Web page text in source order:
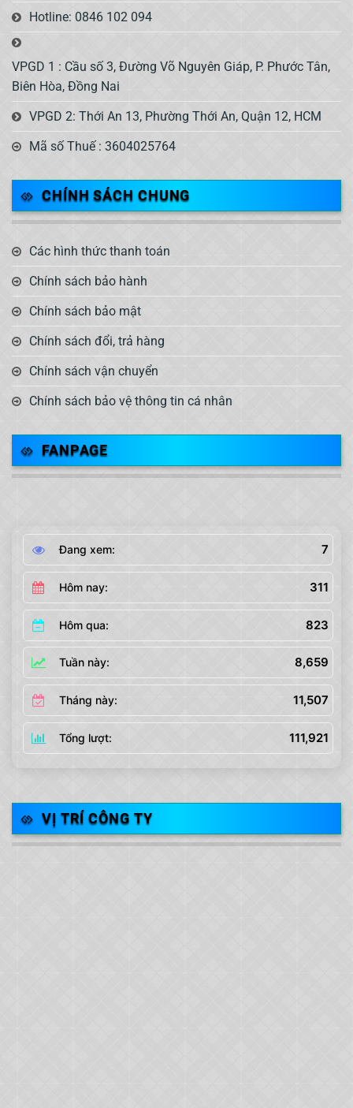
Hotline: 0846 102 094
VPGD 1 : Cầu số 3, Đường Võ Nguyên Giáp, P. Phước Tân,
Biên Hòa, Đồng Nai
VPGD 2: Thới An 13, Phường Thới An, Quận 12, HCM
Mã số Thuế : 3604025764
CHÍNH SÁCH CHUNG
Các hình thức thanh toán
Chính sách bảo hành
Chính sách bảo mật
Chính sách đổi, trả hàng
Chính sách vận chuyển
Chính sách bảo vệ thông tin cá nhân
FANPAGE
Đang xem: 7
Hôm nay: 311
Hôm qua: 823
Tuần này: 8,659
Tháng này: 11,507
Tổng lượt: 111,921
VỊ TRÍ CÔNG TY